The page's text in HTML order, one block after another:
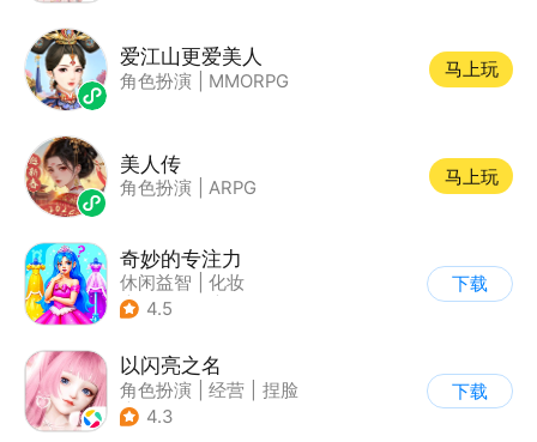
爱江山更爱美人
角色扮演 MMORPG
马上玩
美人传
角色扮演 ARPG
马上玩
奇妙的专注力
休闲益智
化妆
| 宝宝巴士
4.5
下载
以闪亮之名
角色扮演 经营
捏脸
| 二次元
4.3
下载